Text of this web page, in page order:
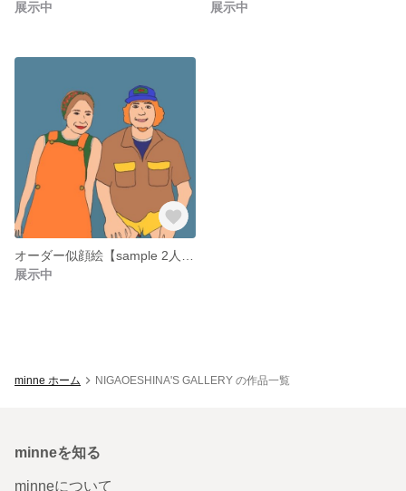
展示中 展示中
展示中
minne ホーム NIGAOESHINA'S GALLERY の作品一覧
minneを知る
minneについて